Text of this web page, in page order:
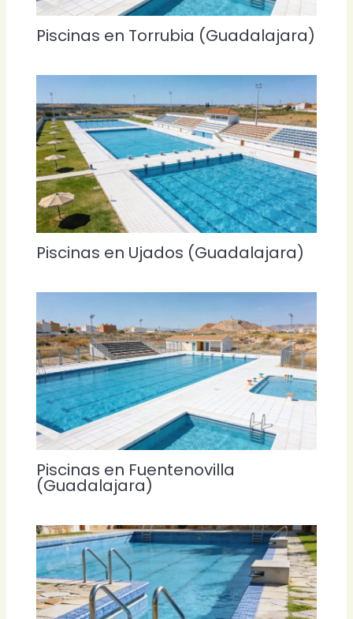
Piscinas en Torrubia (Guadalajara)
Piscinas en Ujados (Guadalajara)
Piscinas en Fuentenovilla
(Guadalajara)